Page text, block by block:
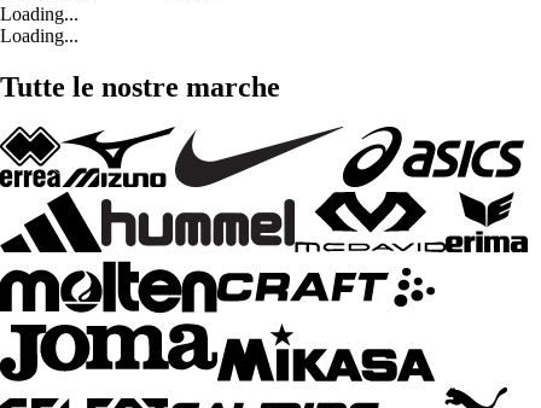
Loading...
Loading...
Tutte le nostre marche